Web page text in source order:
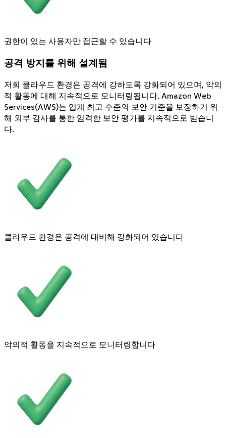
권한이 있는 사용자만 접근할 수 있습니다
공격 방지를 위해 설계됨
저희 클라우드 환경은 공격에 강하도록 강화되어 있으며, 악의
적 활동에 대해 지속적으로 모니터링됩니다. Amazon Web
Services(AWS)는 업계 최고 수준의 보안 기준을 보장하기 위
해 외부 감사를 통한 엄격한 보안 평가를 지속적으로 받습니
다.
클라우드 환경은 공격에 대비해 강화되어 있습니다
악의적 활동을 지속적으로 모니터링합니다